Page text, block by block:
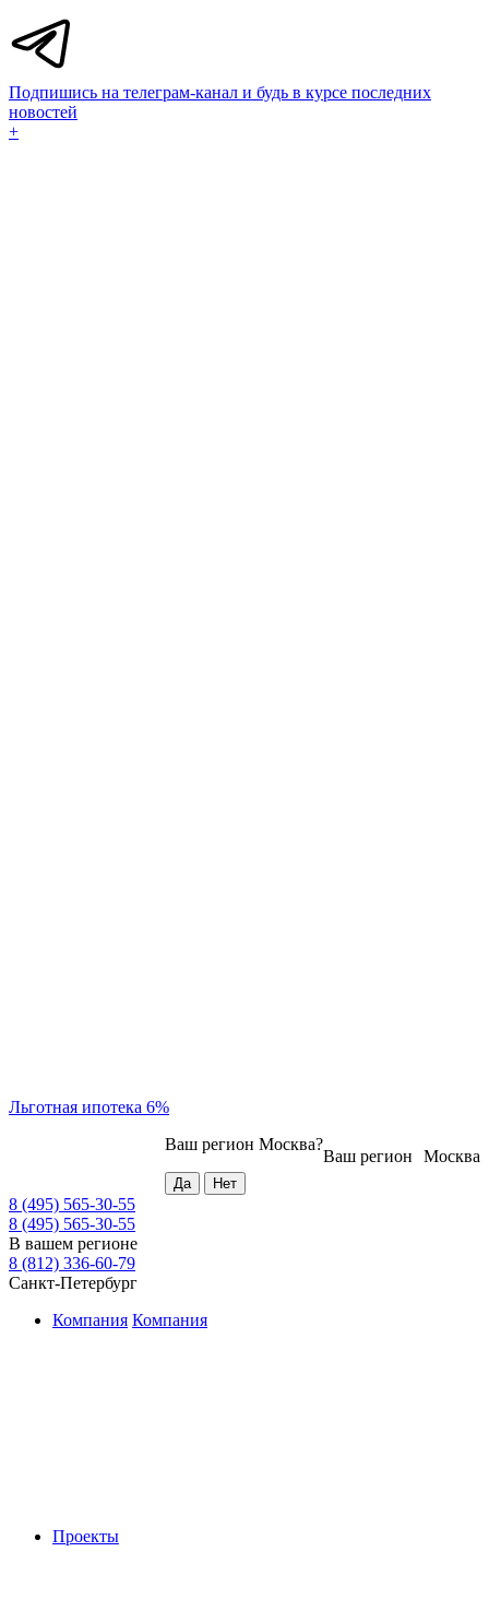
Подпишись на телеграм-канал и будь в курсе последних
новостей
+
Льготная ипотека 6%
Москва
Ваш регион
Ваш регион Москва?
8 (495) 565-30-55
8 (495) 565-30-55
В вашем регионе
8 (812) 336-60-79
Санкт-Петербург
Компания Компания
Проекты